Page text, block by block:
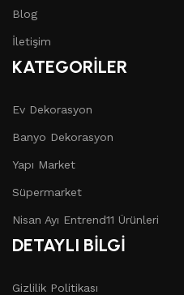
Blog
İletişim
KATEGORİLER
Ev Dekorasyon
Banyo Dekorasyon
Yapı Market
Süpermarket
Nisan Ayı Entrend11 Ürünleri
DETAYLI BİLGİ
Gizlilik Politikası